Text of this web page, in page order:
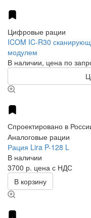
Цифровые рации
ICOM IC-R30
модулем
В наличии, цена по
Спроектировано в
Аналоговые рации
Рация Lira P-128 L
В наличии
3700 р. цена с НДС
В корзину